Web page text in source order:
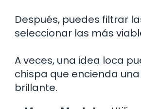
Después, puedes filtrar
seleccionar las más
A veces, una idea loca
chispa que encienda
brillante.